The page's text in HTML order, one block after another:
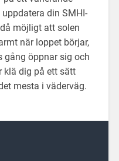
din SMHI-
möjligt att solen
när loppet börjar,
gång öppnar sig och
klä dig på ett sätt
mesta i väderväg.